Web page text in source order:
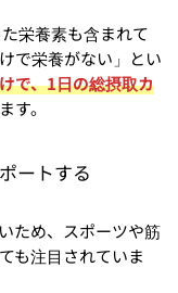
栄養素も含まれて
で栄養がない」とい
で、1日の総摂取カ
す。
ートする
ため、スポーツや筋
も注目されていま